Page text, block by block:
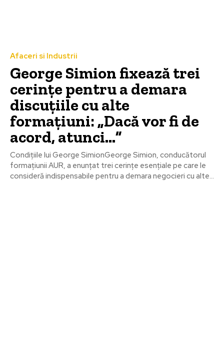
Afaceri si Industrii
George Simion fixează trei
cerințe pentru a demara
discuțiile cu alte
formațiuni: „Dacă vor fi de
acord, atunci…”
Condițiile lui George SimionGeorge Simion, conducătorul
formațiunii AUR, a enunțat trei cerințe esențiale pe care le
consideră indispensabile pentru a demara negocieri cu alte...